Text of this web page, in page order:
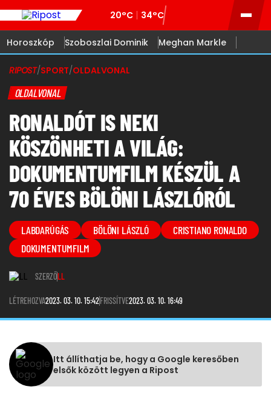
20°C 34°C
Horoszkóp Szoboszlai Dominik Meghan Markle
RIPOST/SPORT/OLDALVONAL
OLDALVONAL
RONALDÓT IS NEKI
KÖSZÖNHETI A VILÁG:
DOKUMENTUMFILM KÉSZÜL A
70 ÉVES BÖLÖNI LÁSZLÓRÓL
LABDARÚGÁS BÖLÖNI LÁSZLÓ
CRISTIANO RONALDO
DOKUMENTUMFILM
SZERZŐLL
LÉTREHOZVA2023. 03. 10. 15:42FRISSÍTVE2023. 03. 10. 16:49
Itt állíthatja be, hogy a Google keresőben
elsők között legyen a Ripost